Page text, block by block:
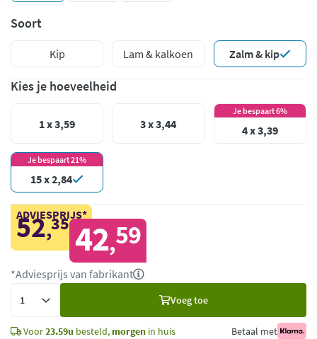
Soort
Kip Lam & kalkoen Zalm & kip
Kies je hoeveelheid
1 x 3,59 3 x 3,44
Je bespaart 6%
4 x 3,39
Je bespaart 21%
15 x 2,84
ADVIESPRIJS*
52,35 42,59
*Adviesprijs van fabrikant
Voeg toe
Voor23.59u besteld, morgen in huis Betaal met